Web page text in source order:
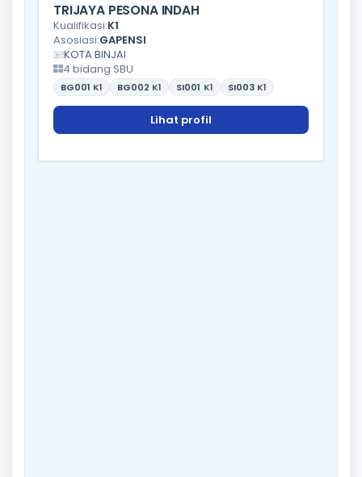
TRIJAYA PESONA INDAH
Kualifikasi:K1
Asosiasi:GAPENSI
KOTA BINJAI
4 bidang SBU
BG001 K1 BG002 K1 SI001 K1 SI003 K1
Lihat profil